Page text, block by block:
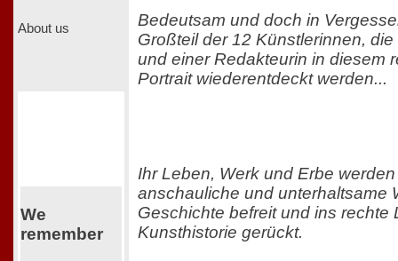
About us
We
remember
Bedeutsam und doch in
Großteil der 12 Künstlerinnen,
und einer Redakteurin in diesem
Portrait wiederentdeckt werden...
Ihr Leben, Werk und Erbe
anschauliche und unterhaltsame
Geschichte befreit und ins rechte
Kunsthistorie gerückt.